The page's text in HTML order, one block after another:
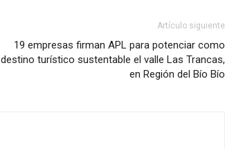
Artículo siguiente
19 empresas firman APL para potenciar como
destino turístico sustentable el valle Las Trancas,
en Región del Bío Bío